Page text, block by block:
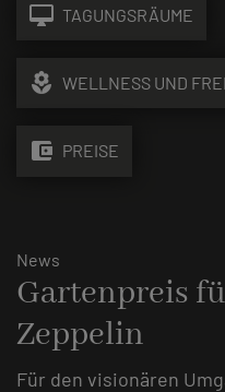
desktop_mac TAGUNGSRÄUME
local_florist WELLNESS UND
account_balance_wallet PREISE
News
Gartenpreis
Zeppelin
Für den visionären